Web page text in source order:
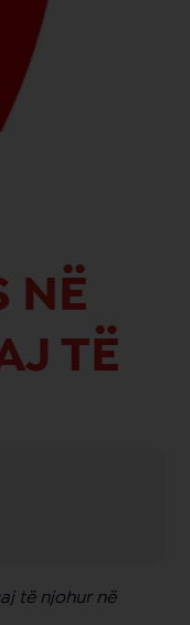
NË
TË
të njohur në